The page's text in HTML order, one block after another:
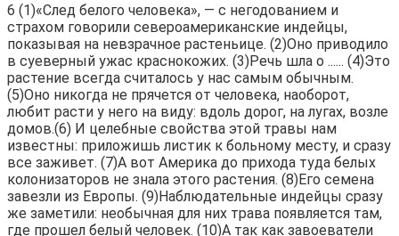
6 (1)«След белого человека», — с негодованием и
страхом говорили североамериканские индейцы,
показывая на невзрачное растеньице. (2)Оно приводило
в суеверный ужас краснокожих. (3)Речь шла о ...... (4)Это
растение всегда считалось у нас самым обычным.
(5)Оно никогда не прячется от человека, наоборот,
любит расти у него на виду: вдоль дорог, на лугах, возле
домов.(6) И целебные свойства этой травы нам
известны: приложишь листик к больному месту, и сразу
все заживет. (7)А вот Америка до прихода туда белых
колонизаторов не знала этого растения. (8)Его семена
завезли из Европы. (9)Наблюдательные индейцы сразу
же заметили: необычная для них трава появляется там,
где прошел белый человек. (10)А так как завоеватели